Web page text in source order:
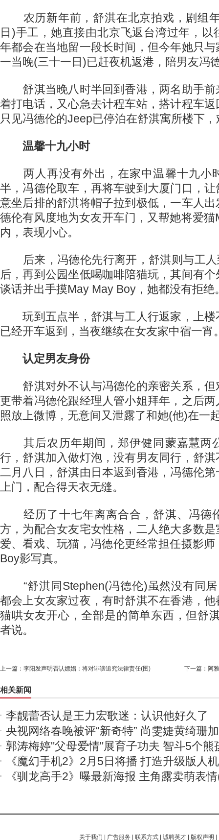
农历新年前，舒淇在北京拍戏，剧组
日)手工，她直接由北京飞返台湾过年，以
年都会在当地留一段长时间，但今年她只
一当晚(三十一日)已赶夜机返港，陪男友冯
舒淇当晚八时半回到香港，两名助手前
着打电话，又心急去计程车站，搭计程车
只见冯德伦的Jeep已停泊在舒淇寓所楼下
温馨十九小时
两人再没有外出，在家中温馨十九小
半，冯德伦取车，再将车驶到大厦门口，
意坐后排的舒淇将帽子拉到极低，一车人
德伦有风度地为女友开车门，又帮她将爱
内，表现小心。
后来，冯德伦先行离开，舒淇则与工人
后，再到公园坐低喝咖啡陪猫玩，其间有
谈话并出手摸May May Boy，她都没有拒绝
玩到五点半，舒淇与工人行返家，上楼
已经开车返到，当夜继续在女友家中宿一宵
认定男友身份
舒淇对外不认与冯德伦的亲密关系，但
更带着冯德伦跟经理人管小姐拜年，之后
照放上微博，无意间又泄露了和她(他)在一
其后农历年期间，郑伊健同蒙嘉慧两
行，舒淇加入做灯泡，没有男友同行，舒
二月八日，舒淇由日本返到香港，冯德伦
上门，配合得天衣无缝。
经历了十七年离离合合，舒淇、冯德
方，为配合女友宅女性格，二人绝大多数
爱、看戏、玩猫，冯德伦更经常担任摄影
Boy影写真。
“舒淇同Stephen(冯德伦)虽然没有同居
都会上女友家过夜，有时舒淇不在香港，
猫哄女友开心，全部是的简单东西，但舒
者说。
上一篇： 李阳发声明否认嫖娼：将对诽谤追究法律责任(图) 下一篇： 阿
相关新闻
李靓蕾否认是王力宏歌迷：认识他好久了
央视网络春晚被评“新奇特” 尚雯婕黄绮珊
郭涛梅婷"父母爱情"展育子功夫 智斗5个熊
《魔幻手机2》2月5日将播 打造升级版人
《驯龙高手2》曝最新海报 主角露卖萌表
关于我们 | 广告服务 |联系方式 |诚聘英才 | 版权声明 |